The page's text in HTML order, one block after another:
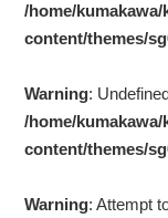
/home/
content/themes/
Warning:
/home/
content/themes/
Warning: Attempt